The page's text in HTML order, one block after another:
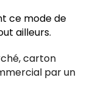
ce mode de
ailleurs.
carton
par un